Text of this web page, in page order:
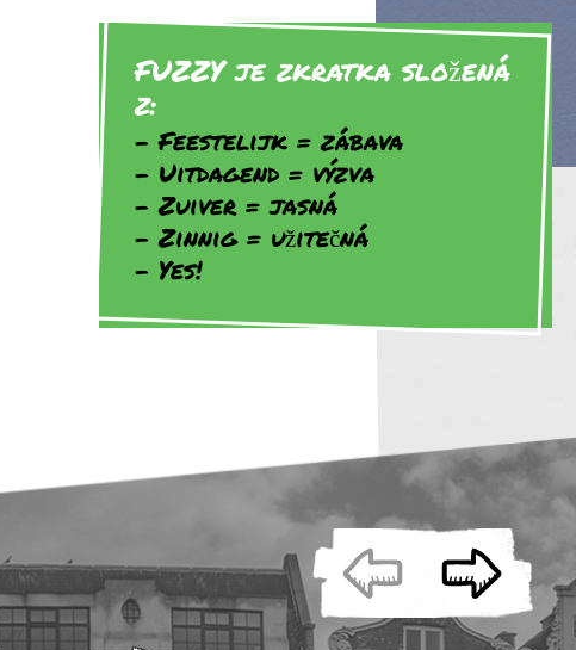
FUZZY je zkratka složená
z:
Feestelijk = zábava
Uitdagend = výzva
Zuiver = jasná
Zinnig = užitečná
Yes!